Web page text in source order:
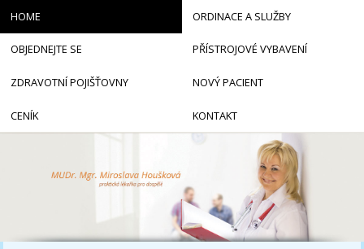
HOME ORDINACE A SLUŽBY
OBJEDNEJTE SE PŘÍSTROJOVÉ VYBAVENÍ
ZDRAVOTNÍ POJIŠŤOVNY NOVÝ PACIENT
CENÍK KONTAKT